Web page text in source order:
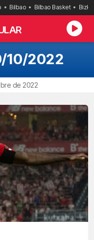
Bilbao Bilbao Basket
10/2022
de 2022